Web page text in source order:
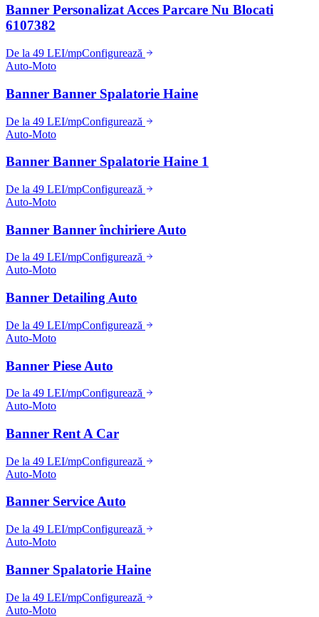
Banner Personalizat Acces Parcare Nu Blocati
6107382
De la 49 LEI/mpConfigurează
Auto-Moto
Banner Banner Spalatorie Haine
De la 49 LEI/mpConfigurează
Auto-Moto
Banner Banner Spalatorie Haine 1
De la 49 LEI/mpConfigurează
Auto-Moto
Banner Banner închiriere Auto
De la 49 LEI/mpConfigurează
Auto-Moto
Banner Detailing Auto
De la 49 LEI/mpConfigurează
Auto-Moto
Banner Piese Auto
De la 49 LEI/mpConfigurează
Auto-Moto
Banner Rent A Car
De la 49 LEI/mpConfigurează
Auto-Moto
Banner Service Auto
De la 49 LEI/mpConfigurează
Auto-Moto
Banner Spalatorie Haine
De la 49 LEI/mpConfigurează
Auto-Moto